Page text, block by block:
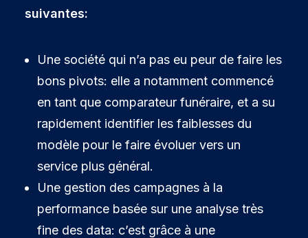
suivantes:
Une société qui n’a pas eu peur de faire les
bons pivots: elle a notamment commencé
en tant que comparateur funéraire, et a su
rapidement identifier les faiblesses du
modèle pour le faire évoluer vers un
service plus général.
Une gestion des campagnes à la
performance basée sur une analyse très
fine des data: c’est grâce à une